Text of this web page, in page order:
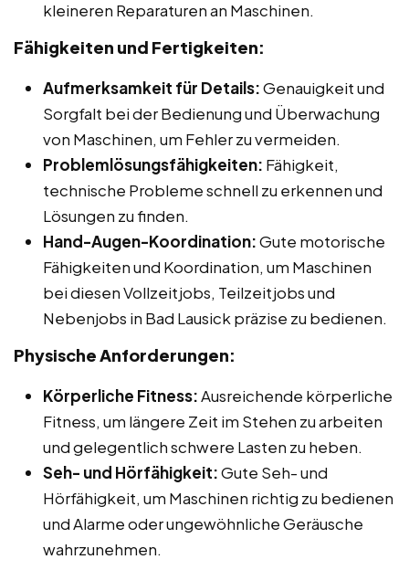
kleineren Reparaturen an Maschinen.
Fähigkeiten und Fertigkeiten:
Aufmerksamkeit für Details:Genauigkeit und
Sorgfalt bei der Bedienung und Überwachung
von Maschinen, um Fehler zu vermeiden.
Problemlösungsfähigkeiten: Fähigkeit,
technische Probleme schnell zu erkennen und
Lösungen zu finden.
Hand-Augen-Koordination:Gute motorische
Fähigkeiten und Koordination, um Maschinen
bei diesen Vollzeitjobs, Teilzeitjobs und
Nebenjobs in Bad Lausick präzise zu bedienen.
Physische Anforderungen:
Körperliche Fitness:Ausreichende körperliche
Fitness, um längere Zeit im Stehen zu arbeiten
und gelegentlich schwere Lasten zu heben.
Seh- und Hörfähigkeit:Gute Seh- und
Hörfähigkeit, um Maschinen richtig zu bedienen
und Alarme oder ungewöhnliche Geräusche
wahrzunehmen.